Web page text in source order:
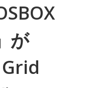
が